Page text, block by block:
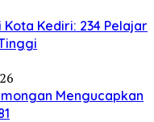
Kediri: 234 Pelajar
Mengucapkan